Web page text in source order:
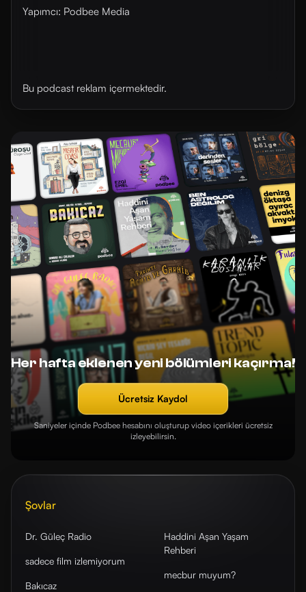
Yapımcı: Podbee Media
Bu podcast reklam içermektedir.
Her hafta eklenen yeni bölümleri kaçırma!
Ücretsiz Kaydol
Saniyeler içinde Podbee hesabını oluşturup video içerikleri ücretsiz
izleyebilirsin.
Şovlar
Dr. Güleç Radio
sadece film izlemiyorum
Bakıcaz
Haddini Aşan Yaşam
Rehberi
mecbur muyum?